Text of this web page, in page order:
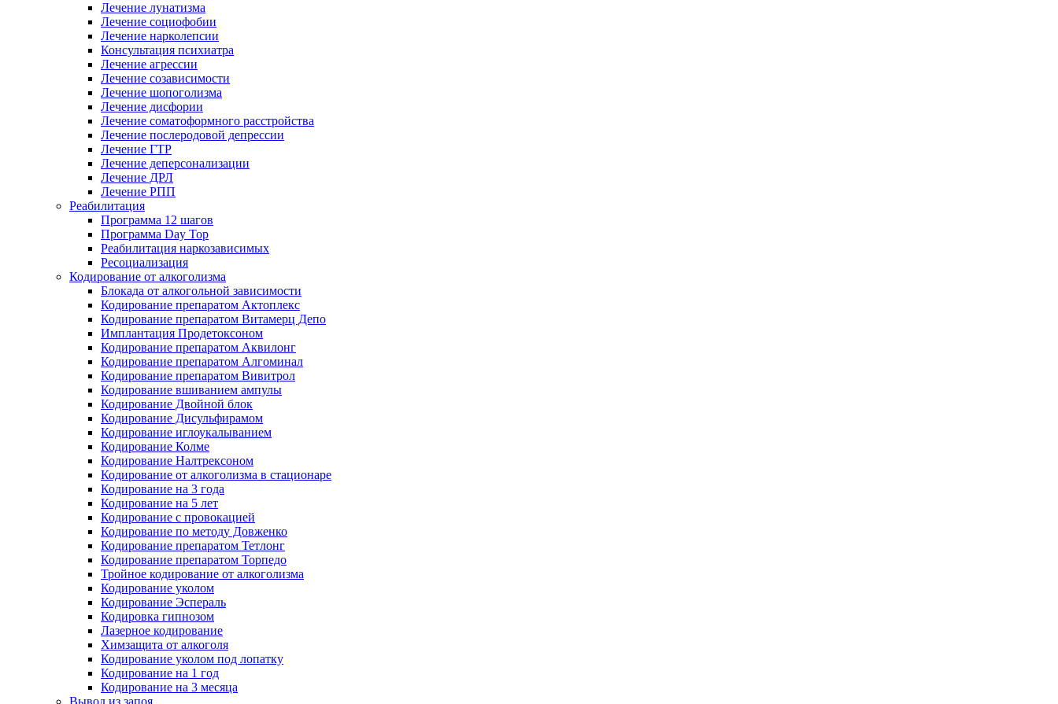
Лечение лунатизма
Лечение социофобии
Лечение нарколепсии
Консультация психиатра
Лечение агрессии
Лечение созависимости
Лечение шопоголизма
Лечение дисфории
Лечение соматоформного расстройства
Лечение послеродовой депрессии
Лечение ГТР
Лечение деперсонализации
Лечение ДРЛ
Лечение РПП
Реабилитация
Программа 12 шагов
Программа Day Top
Реабилитация наркозависимых
Ресоциализация
Кодирование от алкоголизма
Блокада от алкогольной зависимости
Кодирование препаратом Актоплекс
Кодирование препаратом Витамерц Депо
Имплантация Продетоксоном
Кодирование препаратом Аквилонг
Кодирование препаратом Алгоминал
Кодирование препаратом Вивитрол
Кодирование вшиванием ампулы
Кодирование Двойной блок
Кодирование Дисульфирамом
Кодирование иглоукалыванием
Кодирование Колме
Кодирование Налтрексоном
Кодирование от алкоголизма в стационаре
Кодирование на 3 года
Кодирование на 5 лет
Кодирование с провокацией
Кодирование по методу Довженко
Кодирование препаратом Тетлонг
Кодирование препаратом Торпедо
Тройное кодирование от алкоголизма
Кодирование уколом
Кодирование Эспераль
Кодировка гипнозом
Лазерное кодирование
Химзащита от алкоголя
Кодирование уколом под лопатку
Кодирование на 1 год
Кодирование на 3 месяца